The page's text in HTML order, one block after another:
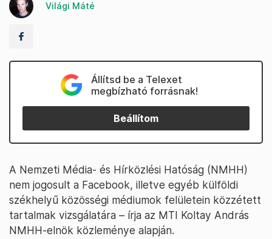
Világi Máté
Állítsd be a Telexet
megbízható forrásnak!
Beállítom
A Nemzeti Média- és Hírközlési Hatóság (NMHH)
nem jogosult a Facebook, illetve egyéb külföldi
székhelyű közösségi médiumok felületein közzétett
tartalmak vizsgálatára – írja az MTI Koltay András
NMHH-elnök közleménye alapján.